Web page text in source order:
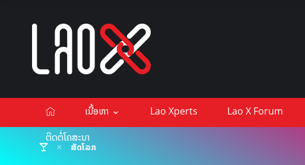
ເນື້ອຫາ Lao Xperts Lao X Forum
ຕິດຕໍ່ໂຄສະນາ
ສັດໂລກ